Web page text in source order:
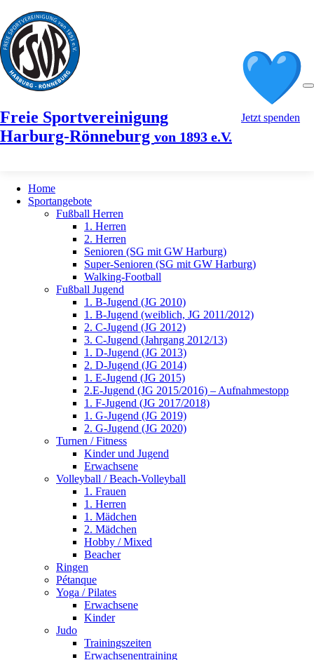
Freie Sportvereinigung
Harburg-Rönneburg von 1893 e.V.
Jetzt spenden
Home
Sportangebote
Fußball Herren
1. Herren
2. Herren
Senioren (SG mit GW Harburg)
Super-Senioren (SG mit GW Harburg)
Walking-Football
Fußball Jugend
1. B-Jugend (JG 2010)
1. B-Jugend (weiblich, JG 2011/2012)
2. C-Jugend (JG 2012)
3. C-Jugend (Jahrgang 2012/13)
1. D-Jugend (JG 2013)
2. D-Jugend (JG 2014)
1. E-Jugend (JG 2015)
2.E-Jugend (JG 2015/2016) – Aufnahmestopp
1. F-Jugend (JG 2017/2018)
1. G-Jugend (JG 2019)
2. G-Jugend (JG 2020)
Turnen / Fitness
Kinder und Jugend
Erwachsene
Volleyball / Beach-Volleyball
1. Frauen
1. Herren
1. Mädchen
2. Mädchen
Hobby / Mixed
Beacher
Ringen
Pétanque
Yoga / Pilates
Erwachsene
Kinder
Judo
Trainingszeiten
Erwachsenentraining